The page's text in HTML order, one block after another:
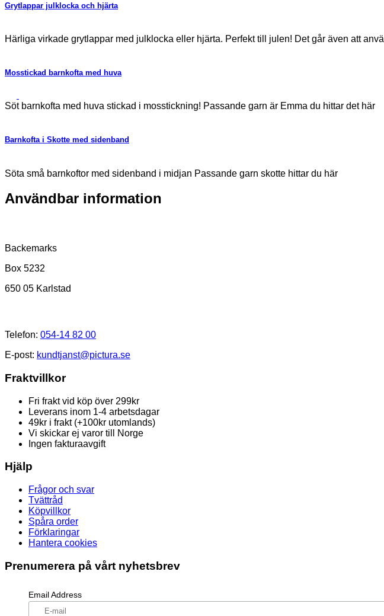
Grytlappar julklocka och hjärta
Härliga virkade grytlappar med julklocka eller hjärta. Perfekt till julen! Det går även att
Mosstickad barnkofta med huva
Söt barnkofta med huva stickad i mosstickning! Passande garn är Emma du hittar det här
Barnkofta i Skotte med sidenband
Söta små barnkoftor med sidenband i midjan Passande garn skotte hittar du här
Användbar information
Backemarks
Box 5232
650 05 Karlstad
Telefon: 054-14 82 00
E-post: kundtjanst@pictura.se
Fraktvillkor
Fri frakt vid köp över 299kr
Leverans inom 1-4 arbetsdagar
49kr i frakt (+100kr utomlands)
Vi skickar ej varor till Norge
Ingen fakturaavgift
Hjälp
Frågor och svar
Tvättråd
Köpvillkor
Spåra order
Förklaringar
Hantera cookies
Prenumerera på vårt nyhetsbrev
Email Address